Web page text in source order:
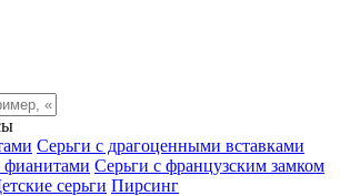
Серьги с драгоценными вставками
фианитами Серьги с французским замком
серьги Пирсинг